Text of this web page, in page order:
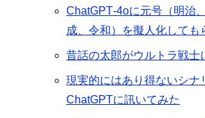
ChatGPT‐4oに元号（明治
成、令和）を擬人化しても
昔話の太郎がウルトラ戦士
現実的にはあり得ないシナ
ChatGPTに訊いてみた